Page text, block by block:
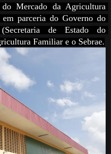
Mercado da Agricultura
parceria do Governo do
de Estado do
Familiar e o Sebrae.